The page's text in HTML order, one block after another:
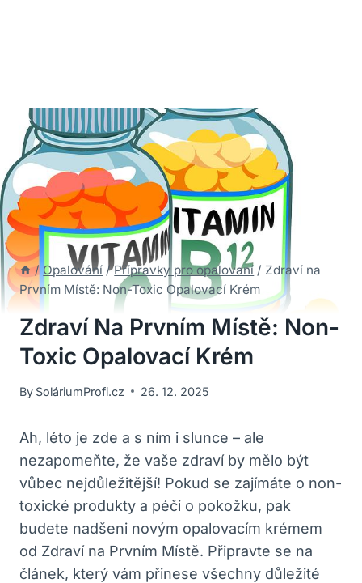
/ Opalování / Přípravky pro opalovaní / Zdraví na
Prvním Místě: Non-Toxic Opalovací Krém
Zdraví Na Prvním Místě: Non-
Toxic Opalovací Krém
By SoláriumProfi.cz 26. 12. 2025
Ah, léto je zde a s ním i slunce – ale
nezapomeňte, že vaše zdraví by mělo být
vůbec nejdůležitější! Pokud se zajímáte o non-
toxické produkty a péči o pokožku, pak
budete nadšeni novým opalovacím krémem
od Zdraví na Prvním Místě. Připravte se na
článek, který vám přinese všechny důležité